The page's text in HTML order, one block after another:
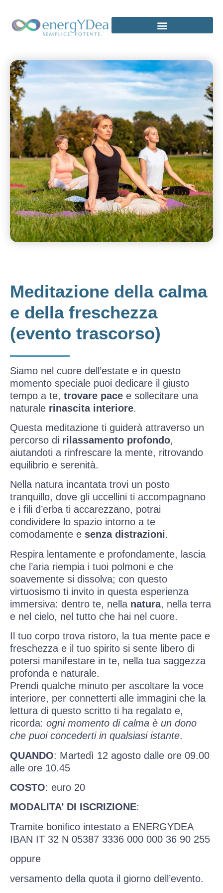
Meditazione della calma
e della freschezza
(evento trascorso)
Siamo nel cuore dell’estate e in questo
momento speciale puoi dedicare il giusto
tempo a te, trovare pace e sollecitare una
naturale rinascita interiore.
Questa meditazione ti guiderà attraverso un
percorso di rilassamento profondo,
aiutandoti a rinfrescare la mente, ritrovando
equilibrio e serenità.
Nella natura incantata trovi un posto
tranquillo, dove gli uccellini ti accompagnano
e i fili d’erba ti accarezzano, potrai
condividere lo spazio intorno a te
comodamente e senza distrazioni.
Respira lentamente e profondamente, lascia
che l’aria riempia i tuoi polmoni e che
soavemente si dissolva; con questo
virtuosismo ti invito in questa esperienza
immersiva: dentro te, nella natura, nella terra
e nel cielo, nel tutto che hai nel cuore.
Il tuo corpo trova ristoro, la tua mente pace e
freschezza e il tuo spirito si sente libero di
potersi manifestare in te, nella tua saggezza
profonda e naturale.
Prendi qualche minuto per ascoltare la voce
interiore, per connetterti alle immagini che la
lettura di questo scritto ti ha regalato e,
ricorda: ogni momento di calma è un dono
che puoi concederti in qualsiasi istante.
QUANDO: Martedì 12 agosto dalle ore 09.00
alle ore 10.45
COSTO: euro 20
MODALITA’ DI ISCRIZIONE:
Tramite bonifico intestato a ENERGYDEA
IBAN IT 32 N 05387 3336 000 000 36 90 255
oppure
versamento della quota il giorno dell’evento.